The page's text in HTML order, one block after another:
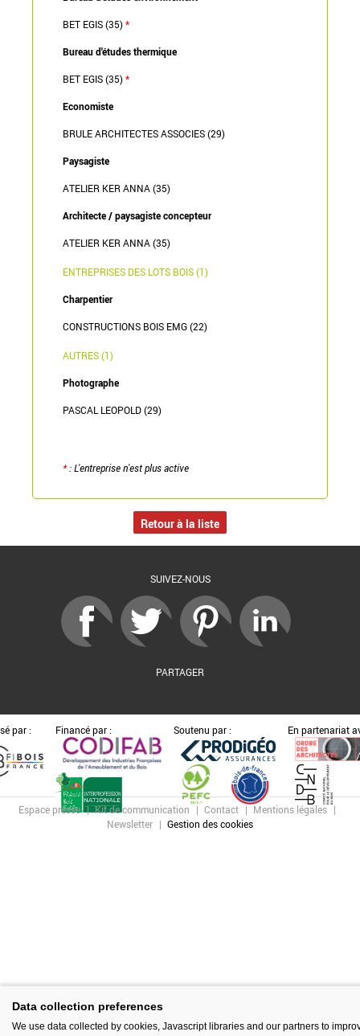
BET EGIS (35)*
Bureau d'études thermique
BET EGIS (35)*
Economiste
BRULE ARCHITECTES ASSOCIES (29)
Paysagiste
ATELIER KER ANNA (35)
Architecte / paysagiste concepteur
ATELIER KER ANNA (35)
ENTREPRISES DES LOTS BOIS (1)
Charpentier
CONSTRUCTIONS BOIS EMG (22)
AUTRES (1)
Photographe
PASCAL LEOPOLD (29)
*: L'entreprise n'est plus active
Retour à la liste
SUIVEZ-NOUS
PARTAGER
par : Financé par : Soutenu par : En partenariat
Espace presse Kit de communication Contact
Mentions légales
Newsletter
Gestion des cookies
Data collection preferences
We use data collected by cookies, Javascript libraries and our partners to